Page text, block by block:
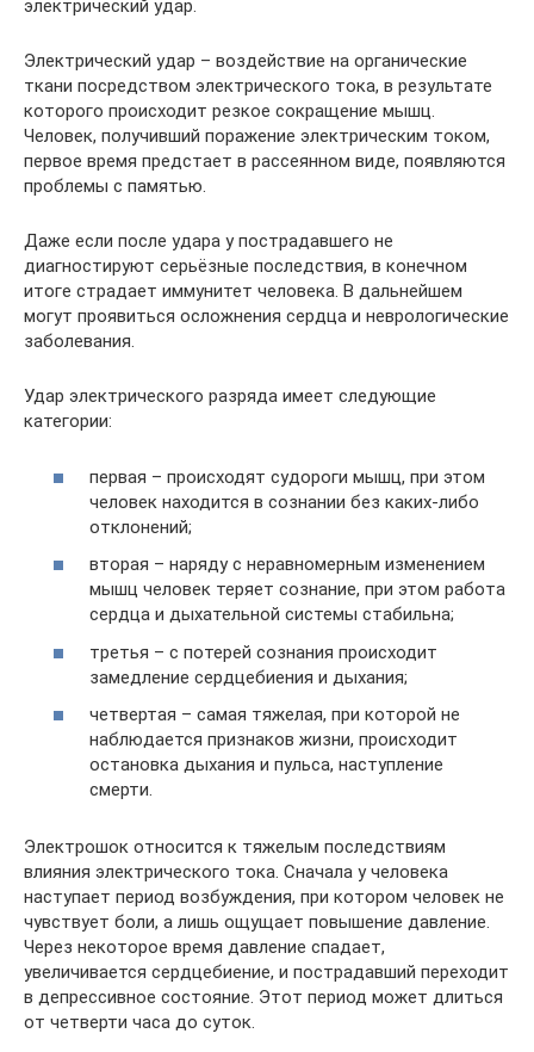
электрический удар.
Электрический удар – воздействие на органические
ткани посредством электрического тока, в результате
которого происходит резкое сокращение мышц.
Человек, получивший поражение электрическим током,
первое время предстает в рассеянном виде, появляются
проблемы с памятью.
Даже если после удара у пострадавшего не
диагностируют серьёзные последствия, в конечном
итоге страдает иммунитет человека. В дальнейшем
могут проявиться осложнения сердца и неврологические
заболевания.
Удар электрического разряда имеет следующие
категории:
первая – происходят судороги мышц, при этом
человек находится в сознании без каких-либо
отклонений;
вторая – наряду с неравномерным изменением
мышц человек теряет сознание, при этом работа
сердца и дыхательной системы стабильна;
третья – с потерей сознания происходит
замедление сердцебиения и дыхания;
четвертая – самая тяжелая, при которой не
наблюдается признаков жизни, происходит
остановка дыхания и пульса, наступление
смерти.
Электрошок относится к тяжелым последствиям
влияния электрического тока. Сначала у человека
наступает период возбуждения, при котором человек не
чувствует боли, а лишь ощущает повышение давление.
Через некоторое время давление спадает,
увеличивается сердцебиение, и пострадавший переходит
в депрессивное состояние. Этот период может длиться
от четверти часа до суток.